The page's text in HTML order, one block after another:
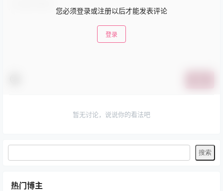
您必须登录或注册以后才能发表评论
登录
暂无讨论，说说你的看法吧
热门博主